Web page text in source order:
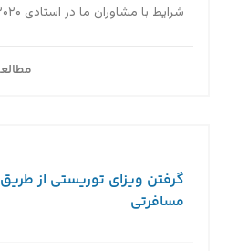
شرایط با مشاوران ما در استادی ۲۰۲۰ در ارتباط باشید....
گرفتن ویزای توریستی از
مسافرتی